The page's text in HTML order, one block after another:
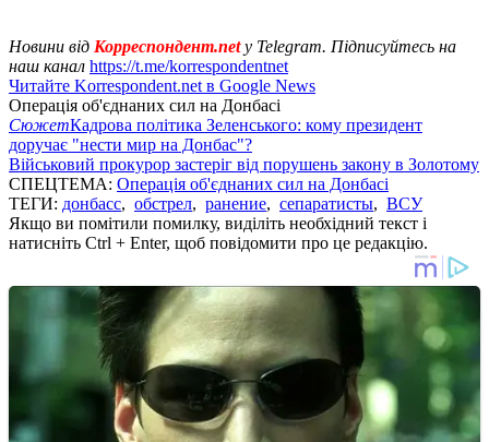
Новини від Корреспондент.net у Telegram. Підписуйтесь на
наш канал https://t.me/korrespondentnet
Читайте Korrespondent.net в Google News
Операція об'єднаних сил на Донбасі
СюжетКадрова політика Зеленського: кому президент
доручає "нести мир на Донбас"?
Військовий прокурор застеріг від порушень закону в Золотому
СПЕЦТЕМА: Операція об'єднаних сил на Донбасі
ТЕГИ: донбасс, обстрел, ранение, сепаратисты, ВСУ
Якщо ви помітили помилку, виділіть необхідний текст і
натисніть Ctrl + Enter, щоб повідомити про це редакцію.